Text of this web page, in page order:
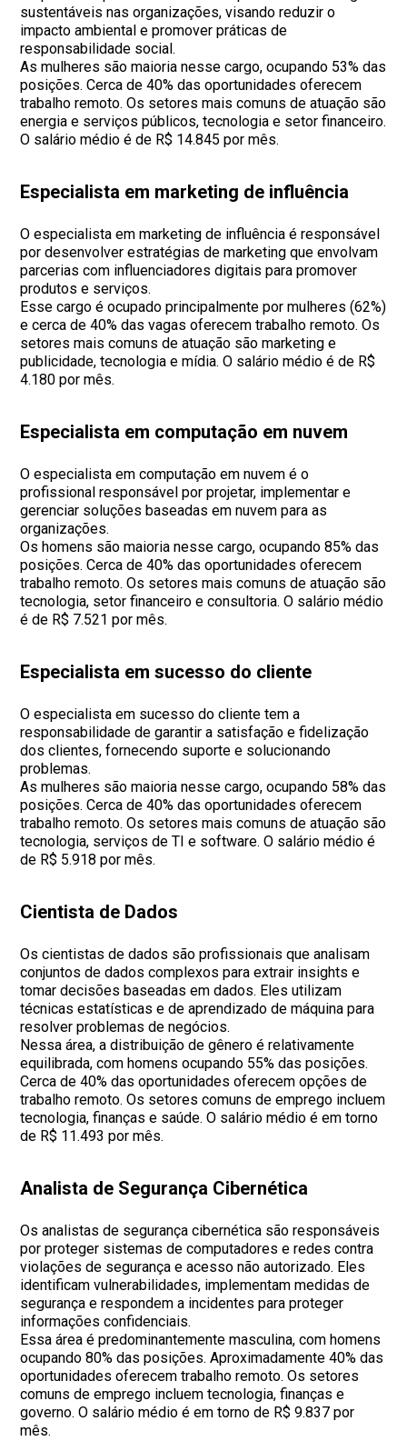
sustentáveis nas organizações, visando reduzir o
impacto ambiental e promover práticas de
responsabilidade social.
As mulheres são maioria nesse cargo, ocupando 53% das
posições. Cerca de 40% das oportunidades oferecem
trabalho remoto. Os setores mais comuns de atuação são
energia e serviços públicos, tecnologia e setor financeiro.
O salário médio é de R$ 14.845 por mês.
Especialista em marketing de influência
O especialista em marketing de influência é responsável
por desenvolver estratégias de marketing que envolvam
parcerias com influenciadores digitais para promover
produtos e serviços.
Esse cargo é ocupado principalmente por mulheres (62%)
e cerca de 40% das vagas oferecem trabalho remoto. Os
setores mais comuns de atuação são marketing e
publicidade, tecnologia e mídia. O salário médio é de R$
4.180 por mês.
Especialista em computação em nuvem
O especialista em computação em nuvem é o
profissional responsável por projetar, implementar e
gerenciar soluções baseadas em nuvem para as
organizações.
Os homens são maioria nesse cargo, ocupando 85% das
posições. Cerca de 40% das oportunidades oferecem
trabalho remoto. Os setores mais comuns de atuação são
tecnologia, setor financeiro e consultoria. O salário médio
é de R$ 7.521 por mês.
Especialista em sucesso do cliente
O especialista em sucesso do cliente tem a
responsabilidade de garantir a satisfação e fidelização
dos clientes, fornecendo suporte e solucionando
problemas.
As mulheres são maioria nesse cargo, ocupando 58% das
posições. Cerca de 40% das oportunidades oferecem
trabalho remoto. Os setores mais comuns de atuação são
tecnologia, serviços de TI e software. O salário médio é
de R$ 5.918 por mês.
Cientista de Dados
Os cientistas de dados são profissionais que analisam
conjuntos de dados complexos para extrair insights e
tomar decisões baseadas em dados. Eles utilizam
técnicas estatísticas e de aprendizado de máquina para
resolver problemas de negócios.
Nessa área, a distribuição de gênero é relativamente
equilibrada, com homens ocupando 55% das posições.
Cerca de 40% das oportunidades oferecem opções de
trabalho remoto. Os setores comuns de emprego incluem
tecnologia, finanças e saúde. O salário médio é em torno
de R$ 11.493 por mês.
Analista de Segurança Cibernética
Os analistas de segurança cibernética são responsáveis
por proteger sistemas de computadores e redes contra
violações de segurança e acesso não autorizado. Eles
identificam vulnerabilidades, implementam medidas de
segurança e respondem a incidentes para proteger
informações confidenciais.
Essa área é predominantemente masculina, com homens
ocupando 80% das posições. Aproximadamente 40% das
oportunidades oferecem trabalho remoto. Os setores
comuns de emprego incluem tecnologia, finanças e
governo. O salário médio é em torno de R$ 9.837 por
mês.